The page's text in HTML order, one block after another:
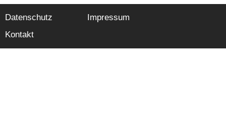
Datenschutz
Impressum
Kontakt